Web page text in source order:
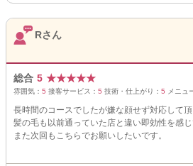
Rさん
総合 5 ★★★★★
雰囲気： 5 接客サービス： 5 技術・仕上がり： 5 メニュ
長時間のコースでしたが嫌な顔せず対応して頂
髪の毛も以前通っていた店と違い即効性を感じ
また次回もこちらでお願いしたいです。